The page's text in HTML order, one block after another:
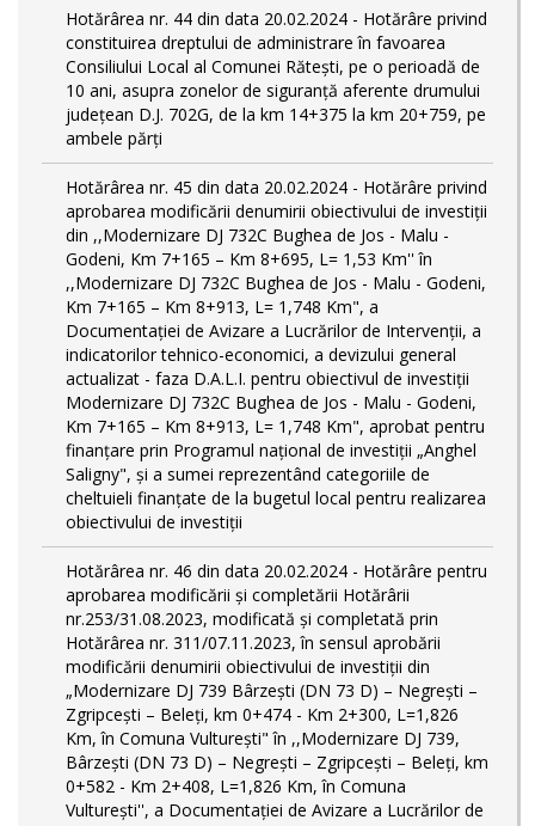
Hotărârea nr. 44 din data 20.02.2024 - Hotărâre privind
constituirea dreptului de administrare în favoarea
Consiliului Local al Comunei Rătești, pe o perioadă de
10 ani, asupra zonelor de siguranță aferente drumului
județean D.J. 702G, de la km 14+375 la km 20+759, pe
ambele părți
Hotărârea nr. 45 din data 20.02.2024 - Hotărâre privind
aprobarea modificării denumirii obiectivului de investiții
din ,,Modernizare DJ 732C Bughea de Jos - Malu -
Godeni, Km 7+165 – Km 8+695, L= 1,53 Km'' în
,,Modernizare DJ 732C Bughea de Jos - Malu - Godeni,
Km 7+165 – Km 8+913, L= 1,748 Km", a
Documentației de Avizare a Lucrărilor de Intervenții, a
indicatorilor tehnico-economici, a devizului general
actualizat - faza D.A.L.I. pentru obiectivul de investiţii
Modernizare DJ 732C Bughea de Jos - Malu - Godeni,
Km 7+165 – Km 8+913, L= 1,748 Km", aprobat pentru
finanțare prin Programul național de investiții „Anghel
Saligny", și a sumei reprezentând categoriile de
cheltuieli finanțate de la bugetul local pentru realizarea
obiectivului de investiții
Hotărârea nr. 46 din data 20.02.2024 - Hotărâre pentru
aprobarea modificării şi completării Hotărârii
nr.253/31.08.2023, modificată și completată prin
Hotărârea nr. 311/07.11.2023, în sensul aprobării
modificării denumirii obiectivului de investiții din
„Modernizare DJ 739 Bârzeşti (DN 73 D) – Negrești –
Zgripcești – Beleți, km 0+474 - Km 2+300, L=1,826
Km, în Comuna Vulturești" în ,,Modernizare DJ 739,
Bârzeşti (DN 73 D) – Negrești – Zgripcești – Beleți, km
0+582 - Km 2+408, L=1,826 Km, în Comuna
Vulturești'', a Documentației de Avizare a Lucrărilor de